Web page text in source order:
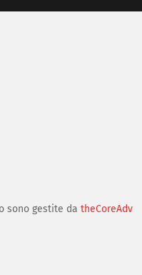
sono gestite da theCoreAdv